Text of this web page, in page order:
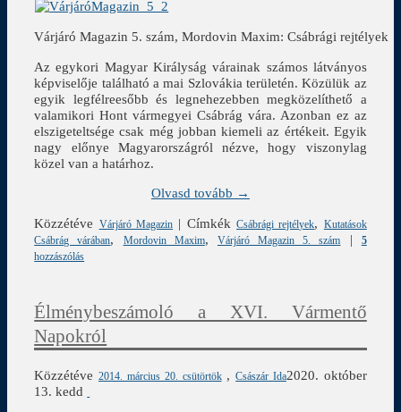
Várjáró Magazin 5. szám, Mordovin Maxim: Csábrági rejtélyek
Az egykori Magyar Királyság várainak számos látványos
képviselője található a mai Szlovákia területén. Közülük az
egyik legfélreesőbb és legnehezebben megközelíthető a
valamikori Hont vármegyei Csábrág vára. Azonban ez az
elszigeteltsége csak még jobban kiemeli az értékeit. Egyik
nagy előnye Magyarországról nézve, hogy viszonylag
közel van a határhoz.
Olvasd tovább →
Közzétéve
Várjáró Magazin| Címkék Csábrági rejtélyek,
Kutatások
Csábrág várában, Mordovin Maxim, Várjáró Magazin 5. szám |
5
hozzászólás
Élménybeszámoló a XVI. Vármentő
Napokról
Közzétéve2014. március 20. csütörtök ,Császár Ida2020. október
13. kedd